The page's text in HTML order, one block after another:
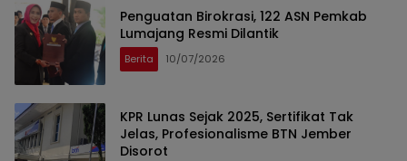
Penguatan Birokrasi, 122 ASN Pemkab
Lumajang Resmi Dilantik
Berita 10/07/2026
KPR Lunas Sejak 2025, Sertifikat Tak
Jelas, Profesionalisme BTN Jember
Disorot